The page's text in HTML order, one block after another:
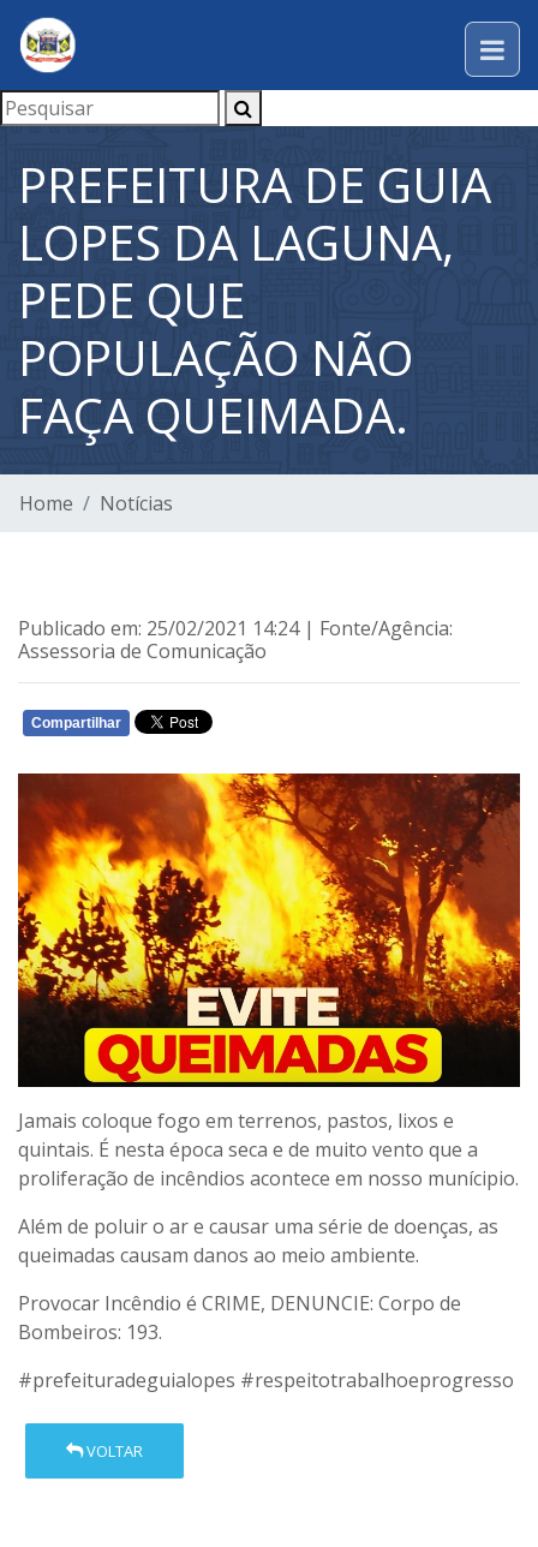
PREFEITURA DE GUIA
LOPES DA LAGUNA,
PEDE QUE
POPULAÇÃO NÃO
FAÇA QUEIMADA.
Home Notícias
Publicado em: 25/02/2021 14:24 | Fonte/Agência:
Assessoria de Comunicação
Compartilhar
Jamais coloque fogo em terrenos, pastos, lixos e
quintais. É nesta época seca e de muito vento que a
proliferação de incêndios acontece em nosso munícipio.
Além de poluir o ar e causar uma série de doenças, as
queimadas causam danos ao meio ambiente.
Provocar Incêndio é CRIME, DENUNCIE: Corpo de
Bombeiros: 193.
#prefeituradeguialopes #respeitotrabalhoeprogresso
VOLTAR